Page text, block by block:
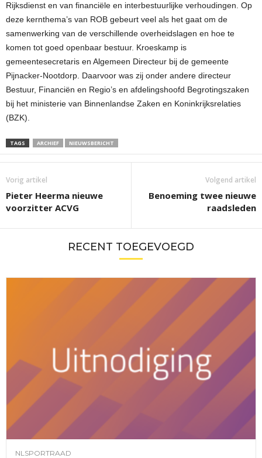
Rijksdienst en van financiële en interbestuurlijke verhoudingen. Op
deze kernthema’s van ROB gebeurt veel als het gaat om de
samenwerking van de verschillende overheidslagen en hoe te
komen tot goed openbaar bestuur. Kroeskamp is
gemeentesecretaris en Algemeen Directeur bij de gemeente
Pijnacker-Nootdorp. Daarvoor was zij onder andere directeur
Bestuur, Financiën en Regio’s en afdelingshoofd Begrotingszaken
bij het ministerie van Binnenlandse Zaken en Koninkrijksrelaties
(BZK).
TAGS ARCHIEF NIEUWSBERICHT
Vorig artikel
Pieter Heerma nieuwe
voorzitter ACVG
Volgend artikel
Benoeming twee nieuwe
raadsleden
RECENT TOEGEVOEGD
NLSPORTRAAD